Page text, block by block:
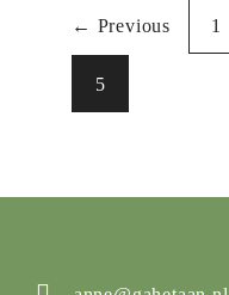
← Previous 1
5